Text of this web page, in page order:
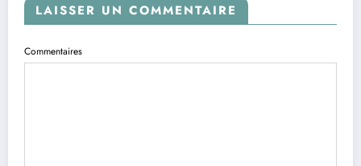
LAISSER UN COMMENTAIRE
Commentaires